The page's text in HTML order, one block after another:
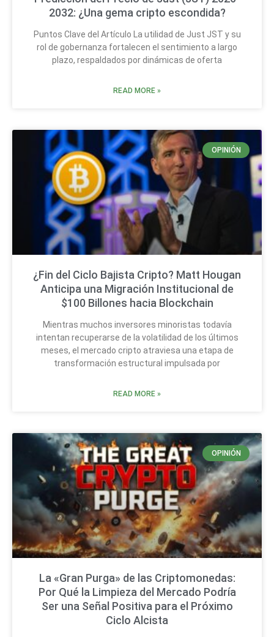
2032: ¿Una gema cripto escondida?
Puntos Clave del Artículo La utilidad de Just JST y su
rol de gobernanza fortalecen el sentimiento a largo
plazo, respaldados por dinámicas de oferta
READ MORE »
OPINIÓN
¿Fin del Ciclo Bajista Cripto? Matt Hougan
Anticipa una Migración Institucional de
$100 Billones hacia Blockchain
Mientras muchos inversores minoristas todavía
intentan recuperarse de la volatilidad de los últimos
meses, el mercado cripto atraviesa una etapa de
transformación estructural impulsada por
READ MORE »
OPINIÓN
La «Gran Purga» de las Criptomonedas:
Por Qué la Limpieza del Mercado Podría
Ser una Señal Positiva para el Próximo
Ciclo Alcista